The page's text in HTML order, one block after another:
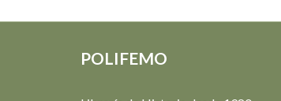
POLIFEMO